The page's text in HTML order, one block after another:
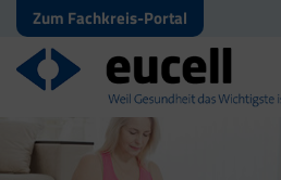
Zum Fachkreis-Portal